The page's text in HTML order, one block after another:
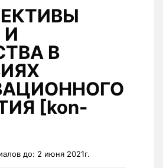
И
В
[kon-
до: 2 июня 2021г.